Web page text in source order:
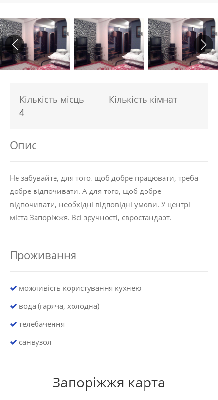
Кількість місць
4
Кількість кімнат
Опис
Не забувайте, для того, щоб добре працювати, треба
добре відпочивати. А для того, щоб добре
відпочивати, необхідні відповідні умови. У центрі
міста Запоріжжя. Всі зручності, євростандарт.
Проживання
можливість користування кухнею
вода (гаряча, холодна)
телебачення
санвузол
Запоріжжя карта